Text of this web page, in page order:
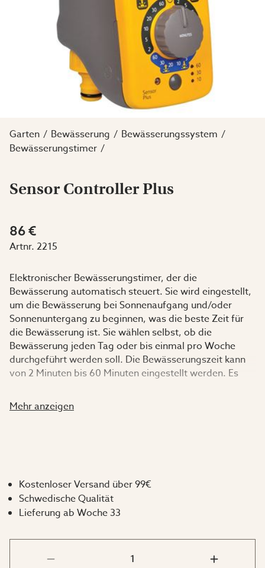
Garten Bewässerung
Bewässerungssystem
Bewässerungstimer
Sensor Controller Plus
86 €
Artnr. 2215
Elektronischer Bewässerungstimer, der die
Bewässerung automatisch steuert. Sie wird eingestellt,
um die Bewässerung bei Sonnenaufgang und/oder
Sonnenuntergang zu beginnen, was die beste Zeit für
die Bewässerung ist. Sie wählen selbst, ob die
Bewässerung jeden Tag oder bis einmal pro Woche
durchgeführt werden soll. Die Bewässerungszeit kann
von 2 Minuten bis 60 Minuten eingestellt werden. Es
10, 30 oder 60 Minuten. Der Bewässerungstimer wird
von zwei AA Alkali-Batterien (nicht enthalten)
1".
Gut zu wissen:
Unser Tipp: Schließen Sie ihn an einem
Zweiwegehahn (Artikel-Nummer 2217) an, sodass
Mehr anzeigen
Kostenloser Versand über 99€
Schwedische Qualität
Lieferung ab Woche 33